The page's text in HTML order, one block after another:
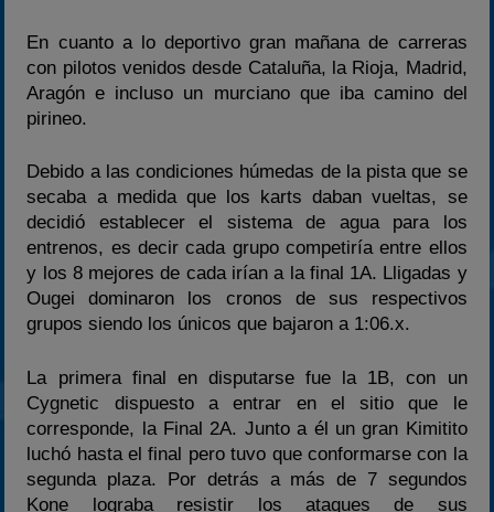
En cuanto a lo deportivo gran mañana de carreras
con pilotos venidos desde Cataluña, la Rioja, Madrid,
Aragón e incluso un murciano que iba camino del
pirineo.
Debido a las condiciones húmedas de la pista que se
secaba a medida que los karts daban vueltas, se
decidió establecer el sistema de agua para los
entrenos, es decir cada grupo competiría entre ellos
y los 8 mejores de cada irían a la final 1A. Lligadas y
Ougei dominaron los cronos de sus respectivos
grupos siendo los únicos que bajaron a 1:06.x.
La primera final en disputarse fue la 1B, con un
Cygnetic dispuesto a entrar en el sitio que le
corresponde, la Final 2A. Junto a él un gran Kimitito
luchó hasta el final pero tuvo que conformarse con la
segunda plaza. Por detrás a más de 7 segundos
Kone lograba resistir los ataques de sus